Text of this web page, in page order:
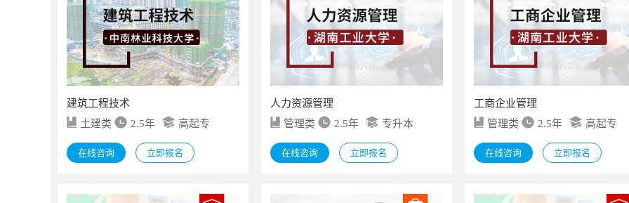
建筑工程技术
土建类
2.5年 高起专
在线咨询 立即报名
人力资源管理
管理类
2.5年 专升本
在线咨询 立即报名
工商企业管理
管理类
2.5年 高起专
在线咨询 立即报名